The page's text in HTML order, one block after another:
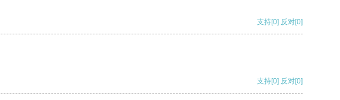
支持[0] 反对[0]
支持[0] 反对[0]